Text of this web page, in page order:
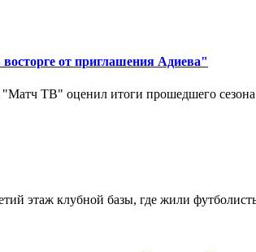
от приглашения Адиева"
ТВ" оценил итоги прошедшего сезона
этаж клубной базы, где жили